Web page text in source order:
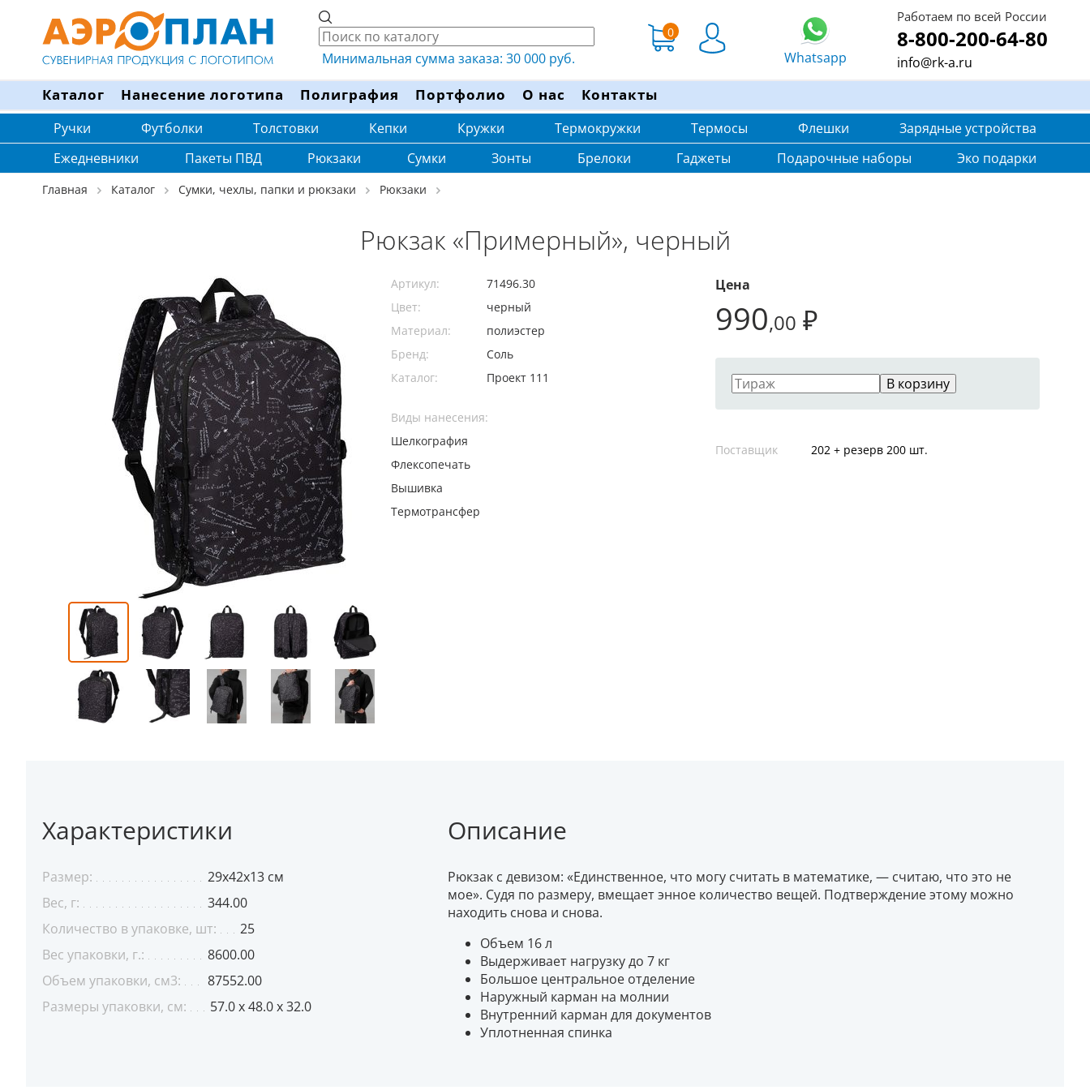
Минимальная сумма заказа: 30 000 руб.
0
Whatsapp
Работаем по всей России
8-800-200-64-80
info@rk-a.ru
Каталог Нанесение логотипа Полиграфия Портфолио О нас Контакты
Ручки Футболки Толстовки Кепки Кружки Термокружки Термосы Флешки
Зарядные устройства
Ежедневники
Пакеты ПВД Рюкзаки Сумки Зонты Брелоки Гаджеты Подарочные наборы Эко подарки
Главная Каталог Сумки, чехлы, папки и рюкзаки Рюкзаки
Рюкзак «Примерный», черный
Цена
990,00 ₽
В корзину
Поставщик 202 + резерв 200 шт.
Артикул:
71496.30
Цвет:
черный
Материал:
полиэстер
Бренд:
Соль
Каталог:
Проект 111
Виды нанесения:
Шелкография
Флексопечать
Вышивка
Термотрансфер
Описание
Рюкзак с девизом: «Единственное, что могу считать в математике, — считаю, что это не
мое». Судя по размеру, вмещает энное количество вещей. Подтверждение этому можно
находить снова и снова.
Объем 16 л
Выдерживает нагрузку до 7 кг
Большое центральное отделение
Наружный карман на молнии
Внутренний карман для документов
Уплотненная спинка
Характеристики
Размер:
29x42х13 см
Вес, г:
344.00
Количество в упаковке, шт:
25
Вес упаковки, г.:
8600.00
Объем упаковки, см3:
87552.00
Размеры упаковки, см:
57.0 x 48.0 x 32.0